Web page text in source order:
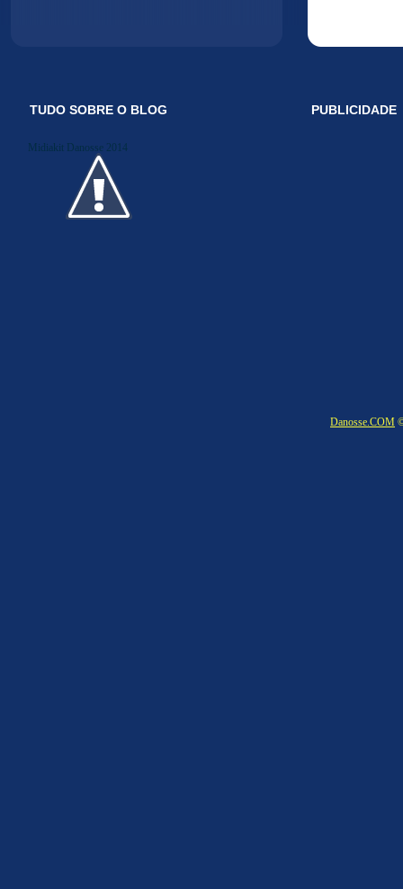
TUDO SOBRE O BLOG
Midiakit Danosse 2014
PUBLICIDADE
Danosse.COM